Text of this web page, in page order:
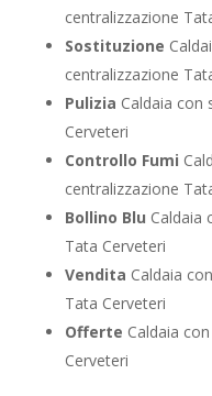
centralizzazione
Sostituzione
centralizzazione
Pulizia Caldaia con
Cerveteri
Controllo Fumi
centralizzazione
Bollino Blu Caldaia
Tata Cerveteri
Vendita Caldaia
Tata Cerveteri
Offerte Caldaia
Cerveteri